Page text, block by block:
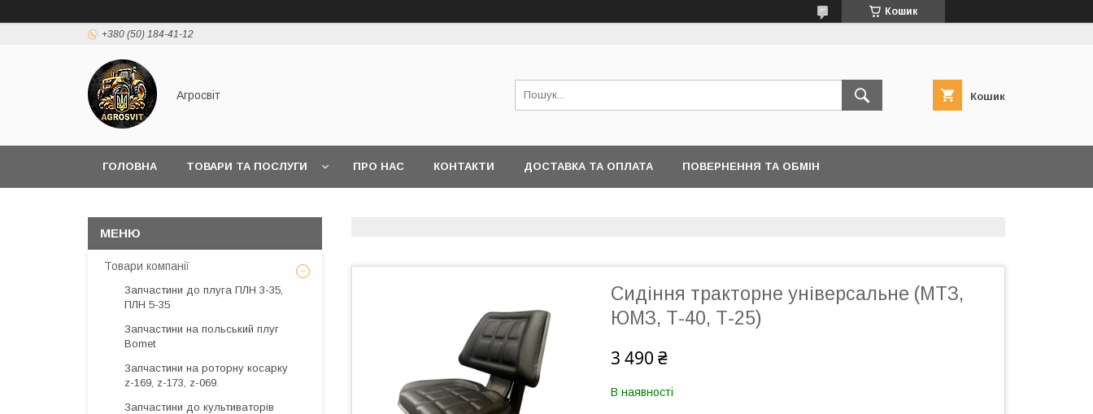
Кошик
+380 (50) 184-41-12
Агросвіт Кошик
ГОЛОВНА ТОВАРИ ТА ПОСЛУГИ ПРО НАС КОНТАКТИ ДОСТАВКА ТА ОПЛАТА ПОВЕРНЕННЯ ТА ОБМІН
Сидіння тракторне універсальне (МТЗ,
ЮМЗ, Т-40, Т-25)
3 490 ₴
В наявності
Товари компанії
Запчастини до плуга ПЛН 3-35,
ПЛН 5-35
Запчастини на польський плуг
Bomet
Запчастини на роторну косарку
z-169, z-173, z-069.
Запчастини до культиваторів